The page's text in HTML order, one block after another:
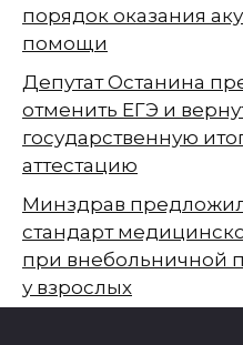
порядок оказания
помощи
Депутат Останина
отменить ЕГЭ и
государственную
аттестацию
Минздрав
стандарт
при внебольничной
у взрослых